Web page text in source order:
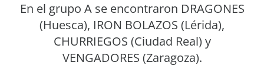
En el grupo A se encontraron DRAGONES
(Huesca), IRON BOLAZOS (Lérida),
CHURRIEGOS (Ciudad Real) y
VENGADORES (Zaragoza).